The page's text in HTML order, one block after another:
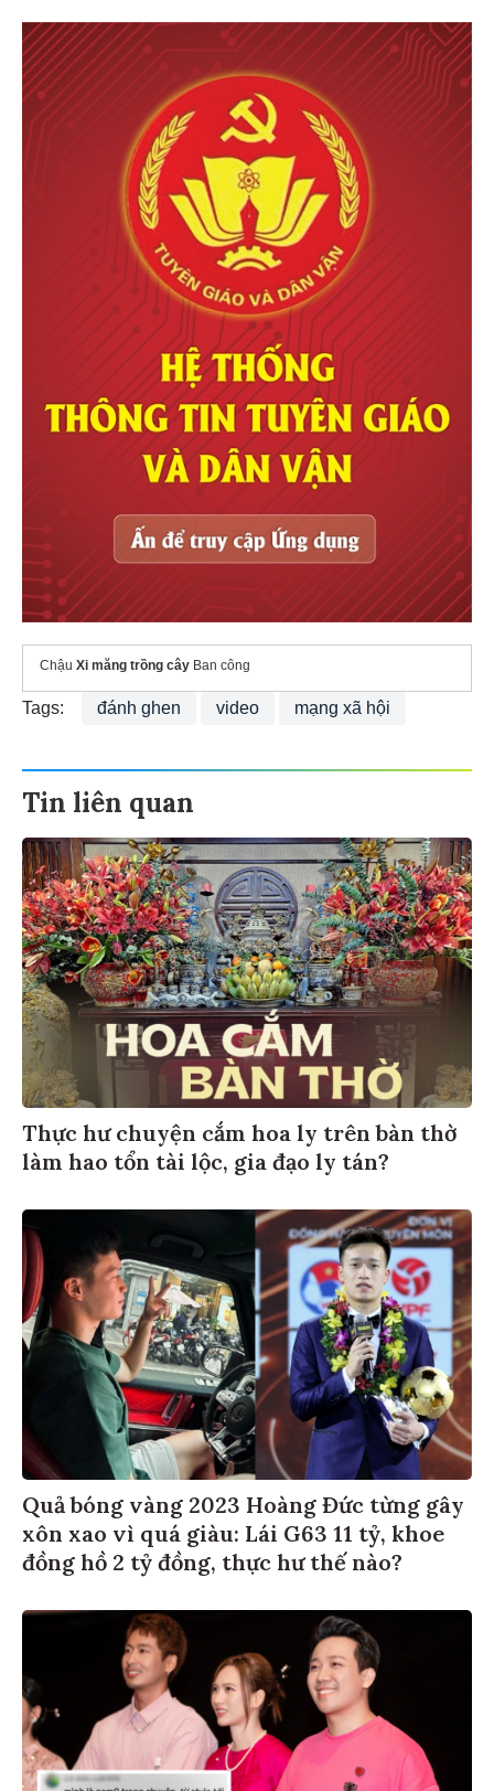
Chậu Xi măng trồng cây Ban công
Tags: đánh ghen video mạng xã hội
Tin liên quan
Thực hư chuyện cắm hoa ly trên bàn thờ
làm hao tổn tài lộc, gia đạo ly tán?
Quả bóng vàng 2023 Hoàng Đức từng gây
xôn xao vì quá giàu: Lái G63 11 tỷ, khoe
đồng hồ 2 tỷ đồng, thực hư thế nào?